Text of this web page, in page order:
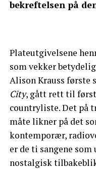
bekreftelsen på
Plateutgivelsene
som vekker
Alison Krauss første
City, gått rett til
countryliste. Det på
måte likner på det
kontemporær,
er de ti sangene
nostalgisk